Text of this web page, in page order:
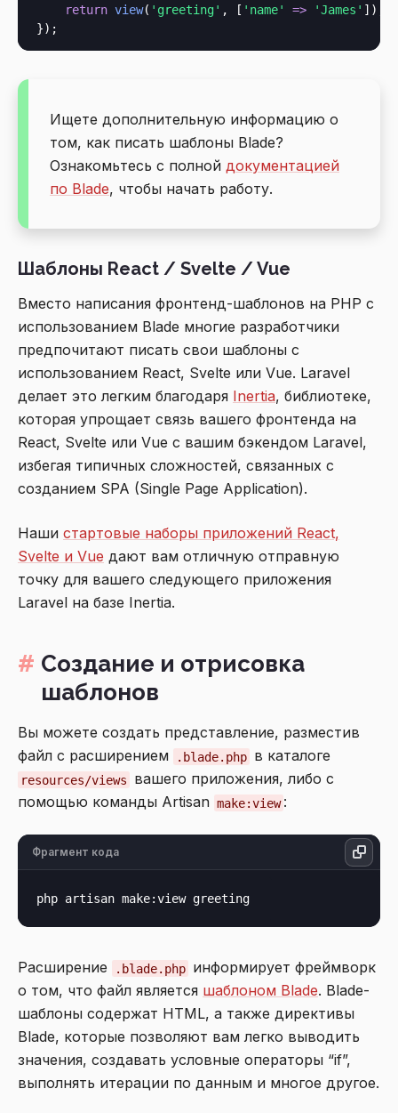
return view( 'greeting' , [ 'name' => 'James' ]);
Ищете дополнительную информацию о
том, как писать шаблоны Blade?
Ознакомьтесь с полной документацией
по Blade, чтобы начать работу.
Шаблоны React / Svelte / Vue
Вместо написания фронтенд-шаблонов на PHP с
использованием Blade многие разработчики
предпочитают писать свои шаблоны с
использованием React, Svelte или Vue. Laravel
делает это легким благодаря Inertia, библиотеке,
которая упрощает связь вашего фронтенда на
React, Svelte или Vue с вашим бэкендом Laravel,
избегая типичных сложностей, связанных с
созданием SPA (Single Page Application).
Наши стартовые наборы приложений React,
Svelte и Vue дают вам отличную отправную
точку для вашего следующего приложения
Laravel на базе Inertia.
Создание и отрисовка
шаблонов
Вы можете создать представление, разместив
файл с расширением
.blade.php в каталоге
resources/views
вашего приложения, либо с
помощью команды Artisan make:view :
Фрагмент кода
Расширение .blade.php информирует фреймворк
о том, что файл является шаблоном Blade. Blade-
шаблоны содержат HTML, а также директивы
Blade, которые позволяют вам легко выводить
значения, создавать условные операторы “if”,
выполнять итерации по данным и многое другое.